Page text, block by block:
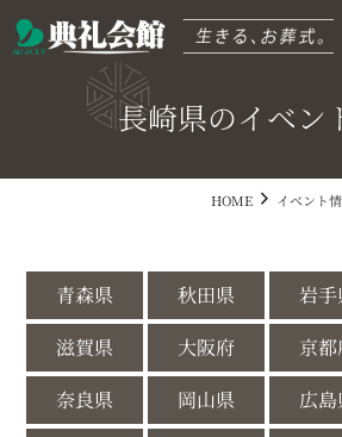
長崎県のイベン
HOME イベント
青森県 秋田県 岩手
滋賀県
大阪府 京都
奈良県
岡山県 広島
0120-
spa供花を注文chevron_right
サイト内検索